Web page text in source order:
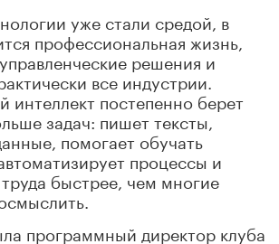
уже стали средой, в
профессиональная жизнь,
решения и
все индустрии.
интеллект постепенно берет
задач: пишет тексты,
помогает обучать
процессы и
быстрее, чем многие
программный директор клуба